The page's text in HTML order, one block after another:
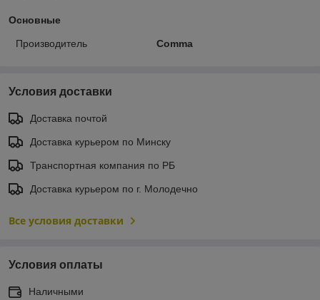
Основные
Производитель Comma
Условия доставки
Доставка почтой
Доставка курьером по Минску
Транспортная компания по РБ
Доставка курьером по г. Молодечно
Все условия доставки
Условия оплаты
Наличными